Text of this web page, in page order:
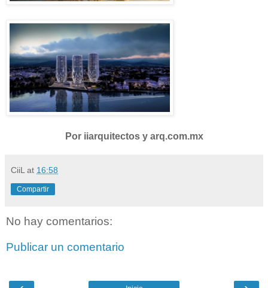
Por iiarquitectos y arq.com.mx
CiiL at 16:58
Compartir
No hay comentarios:
Publicar un comentario